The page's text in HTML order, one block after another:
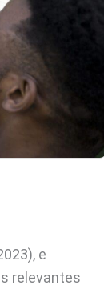
e
relevantes